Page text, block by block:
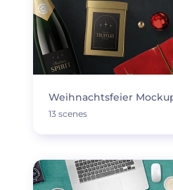
Weihnachtsfeier
13 scenes